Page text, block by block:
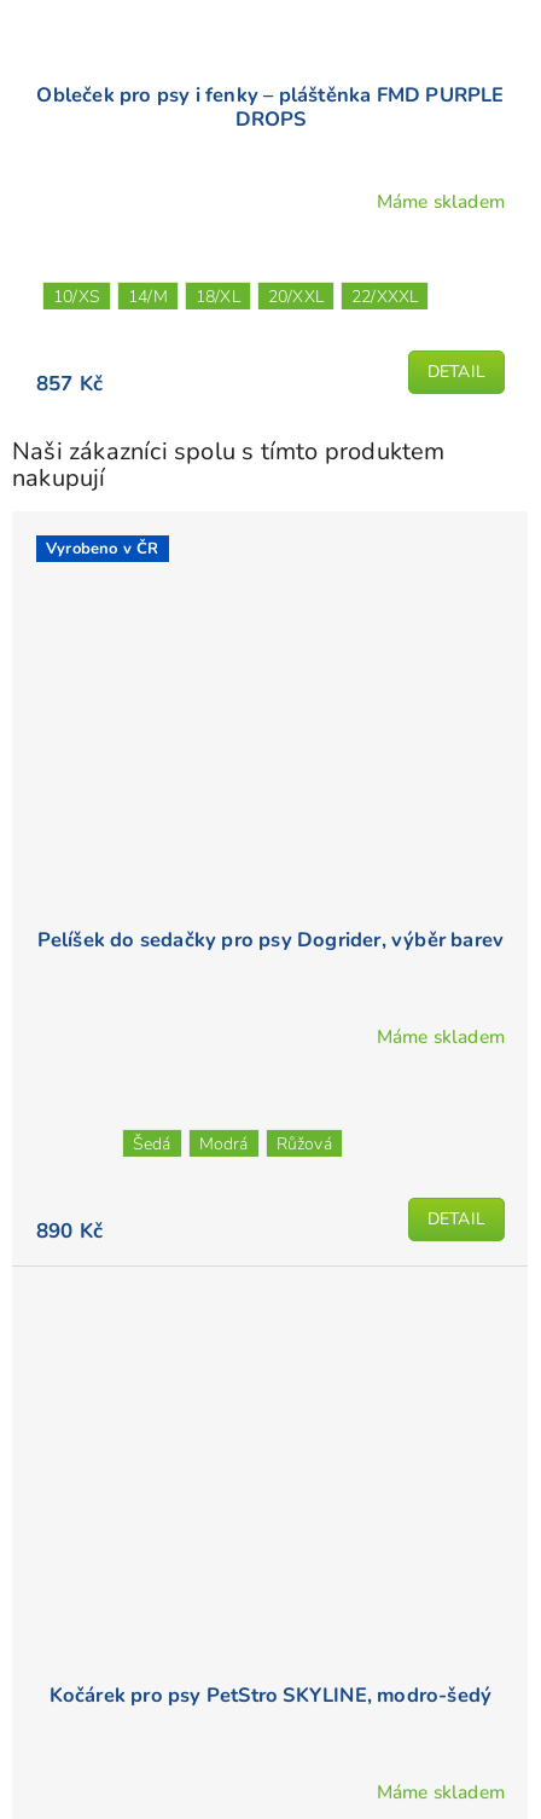
Obleček pro psy i fenky – pláštěnka FMD PURPLE
DROPS
Máme skladem
857 Kč DETAIL
10/XS 14/M 18/XL 20/XXL 22/XXXL
Naši zákazníci spolu s tímto produktem
nakupují
Vyrobeno v ČR
Pelíšek do sedačky pro psy Dogrider, výběr barev
Máme skladem
890 Kč DETAIL
Šedá Modrá Růžová
Kočárek pro psy PetStro SKYLINE, modro-šedý
Máme skladem